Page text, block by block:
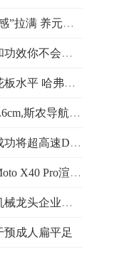
品持续拓展消费场景
还不知道吧？来~
H9带你一起纵享此刻
通过性能可靠性测试
8000超频内存套装导入市售
染图曝光 采用了曲面屏幕和搭
望迎来新成长阶段
预成人扁平足